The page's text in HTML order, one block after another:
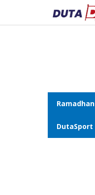
konten
Ramadhan
DutaSport